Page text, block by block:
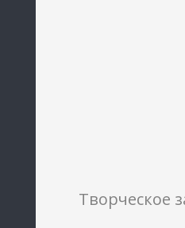
Творческое